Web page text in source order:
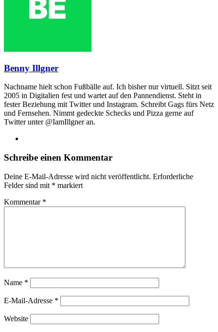
Benny Illgner
Nachname hielt schon Fußbälle auf. Ich bisher nur virtuell. Sitzt seit
2005 in Digitalien fest und wartet auf den Pannendienst. Steht in
fester Beziehung mit Twitter und Instagram. Schreibt Gags fürs Netz
und Fernsehen. Nimmt gedeckte Schecks und Pizza gerne auf
Twitter unter @IamIllgner an.
Schreibe einen Kommentar
Deine E-Mail-Adresse wird nicht veröffentlicht. Erforderliche
Felder sind mit * markiert
Kommentar *
Name *
E-Mail-Adresse *
Website